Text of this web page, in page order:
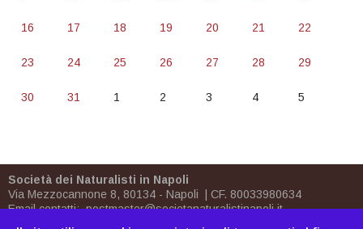
16 17 18 19 20 21 22
23 24 25 26 27 28 29
30 31 1 2 3 4 5
Società dei Naturalisti in Napoli
Via Mezzocannone 8, 80134 - Napoli | CF. 80033980634
Email contatti:postmaster@societanaturalistinapoli.it